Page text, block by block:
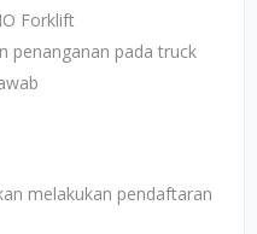
Forklift
penanganan pada truck
melakukan pendaftaran